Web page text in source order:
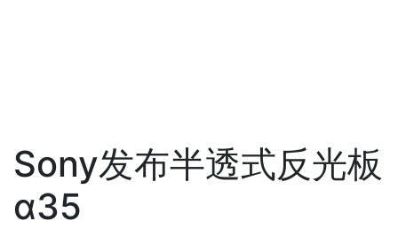
Sony发布半透式反光板
α35